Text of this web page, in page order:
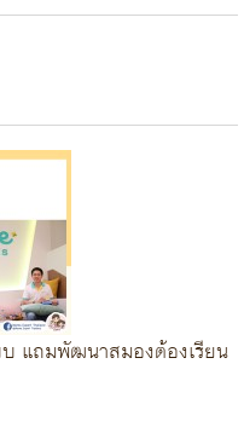
แถมพัฒนาสมองต้องเรียน